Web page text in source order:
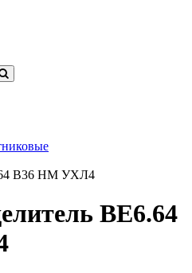
В36 НМ УХЛ4
ВЕ6.64